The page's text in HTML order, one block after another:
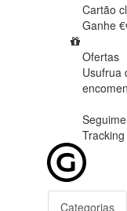
Cartão
Ganhe
Ofertas
Usufrua
Tracking
Categorias